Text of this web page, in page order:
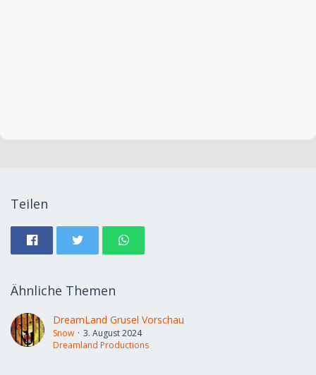
Teilen
Ähnliche Themen
DreamLand Grusel Vorschau
Snow
3. August 2024
Dreamland Productions